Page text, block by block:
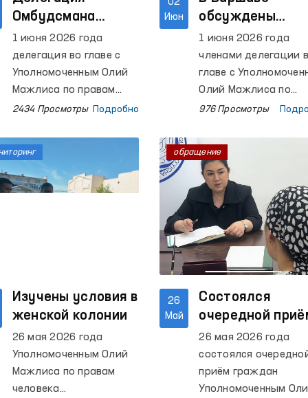
Омбудсмана
ознакомилась с
деятельностью
следственного
изолятора в
Варшаве
1 июня 2026 года
делегация во главе с
Уполномоченным Олий
Мажлиса по правам
человека
находившейся с
рабочим визитом в
Варшаве, ознакомилась
2434 Просмотры Подробно
02
Июн
обсуждены
вопросы
сотрудничества
сфере прав
человека
1 июня 2026 года
членами делегации
главе с
Олий Мажлиса по
правам человека
находящегося с
рабочим визитом в
Варшаве,
встреча с
Бюро по
демократическим
институтам и
Организации по
безопасности и
сотрудничеству в
Европе (ОБСЕ)
Телалиан.
976 Просмотры
Изучены условия в
женской колонии
26 мая 2026 года
Уполномоченным Олий
Мажлиса по правам
человека
26
Май
Состоялся
очередной
граждан
Омбудсманом
26 мая 2026 года
состоялся
приём граждан
Уполномоченным
обращение